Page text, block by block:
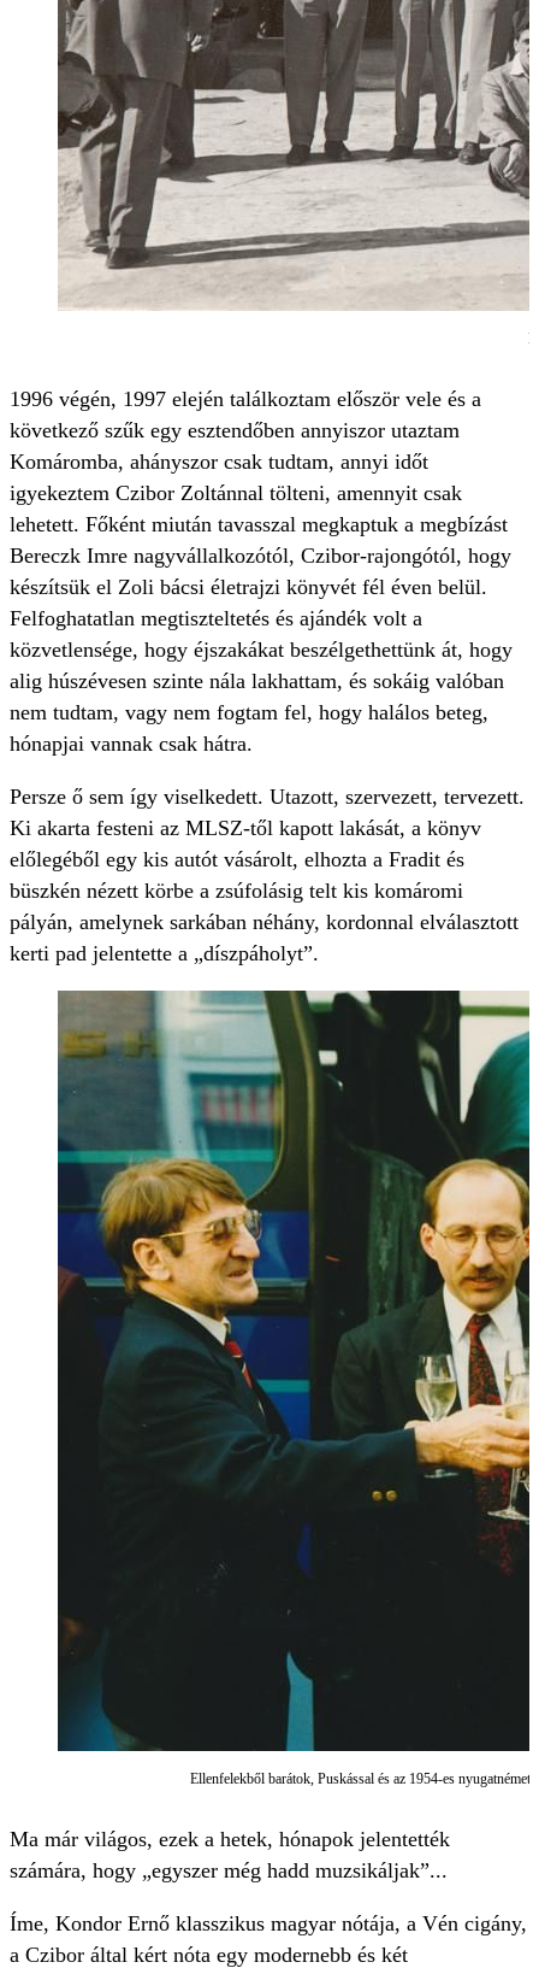
1996 végén, 1997 elején találkoztam először vele és a
következő szűk egy esztendőben annyiszor utaztam
Komáromba, ahányszor csak tudtam, annyi időt
igyekeztem Czibor Zoltánnal tölteni, amennyit csak
lehetett. Főként miután tavasszal megkaptuk a megbízást
Bereczk Imre nagyvállalkozótól, Czibor-rajongótól, hogy
készítsük el Zoli bácsi életrajzi könyvét fél éven belül.
Felfoghatatlan megtiszteltetés és ajándék volt a
közvetlensége, hogy éjszakákat beszélgethettünk át, hogy
alig húszévesen szinte nála lakhattam, és sokáig valóban
nem tudtam, vagy nem fogtam fel, hogy halálos beteg,
hónapjai vannak csak hátra.
Persze ő sem így viselkedett. Utazott, szervezett, tervezett.
Ki akarta festeni az MLSZ-től kapott lakását, a könyv
előlegéből egy kis autót vásárolt, elhozta a Fradit és
büszkén nézett körbe a zsúfolásig telt kis komáromi
pályán, amelynek sarkában néhány, kordonnal elválasztott
kerti pad jelentette a „díszpáholyt”.
Ellenfelekből barátok, Puskással és az 1954-es
Ma már világos, ezek a hetek, hónapok jelentették
számára, hogy „egyszer még hadd muzsikáljak”...
Íme, Kondor Ernő klasszikus magyar nótája, a Vén cigány,
a Czibor által kért nóta egy modernebb és két